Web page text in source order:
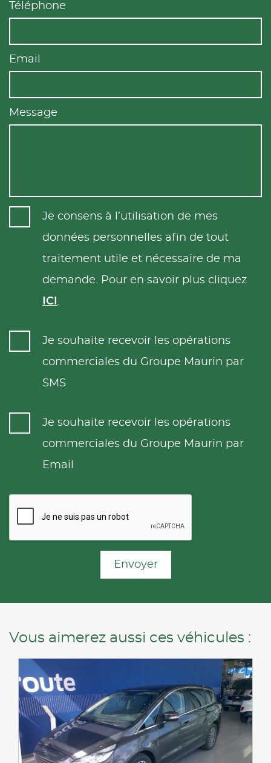
Téléphone
Email
Message
Je consens à l’utilisation de mes
données personnelles afin de tout
traitement utile et nécessaire de ma
demande. Pour en savoir plus cliquez
ICI .
Je souhaite recevoir les opérations
commerciales du Groupe Maurin par
SMS
Je souhaite recevoir les opérations
commerciales du Groupe Maurin par
Email
Envoyer
Vous aimerez aussi ces véhicules :